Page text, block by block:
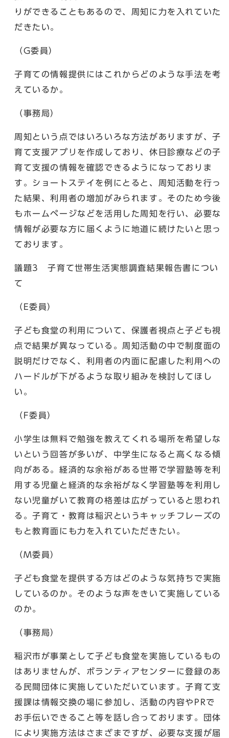
りができることもあるので、周知に力を入れていた
だきたい。
（G委員）
子育ての情報提供にはこれからどのような手法を考
えているか。
（事務局）
周知という点ではいろいろな方法がありますが、子
育て支援アプリを作成しており、休日診療などの子
育て支援の情報を確認できるようになっておりま
す。ショートステイを例にとると、周知活動を行っ
た結果、利用者の増加がみられます。そのため今後
もホームページなどを活用した周知を行い、必要な
情報が必要な方に届くように地道に続けたいと思っ
ております。
議題3 子育て世帯生活実態調査結果報告書につい
て
（E委員）
子ども食堂の利用について、保護者視点と子ども視
点で結果が異なっている。周知活動の中で制度面の
説明だけでなく、利用者の内面に配慮した利用への
ハードルが下がるような取り組みを検討してほし
い。
（F委員）
小学生は無料で勉強を教えてくれる場所を希望しな
いという回答が多いが、中学生になると高くなる傾
向がある。経済的な余裕がある世帯で学習塾等を利
用する児童と経済的な余裕がなく学習塾等を利用し
ない児童がいて教育の格差は広がっていると思われ
る。子育て・教育は稲沢というキャッチフレーズの
もと教育面にも力を入れていただきたい。
（M委員）
子ども食堂を提供する方はどのような気持ちで実施
しているのか。そのような声をきいて実施している
のか。
（事務局）
稲沢市が事業として子ども食堂を実施しているもの
はありませんが、ボランティアセンターに登録のあ
る民間団体に実施していただいています。子育て支
援課は情報交換の場に参加し、活動の内容やPRで
お手伝いできること等を話し合っております。団体
により実施方法はさまざまですが、必要な支援が届